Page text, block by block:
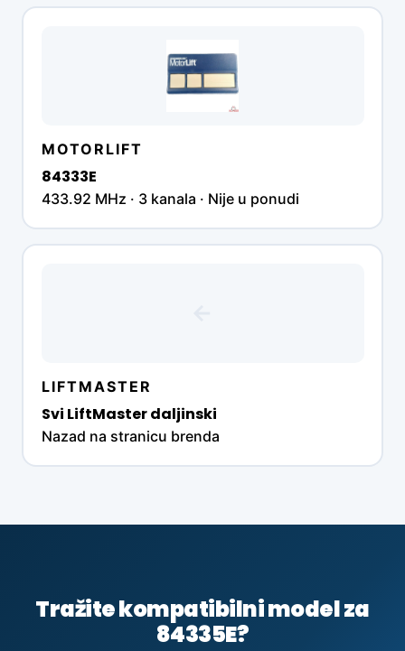
MOTORLIFT
84333E
433.92 MHz · 3 kanala · Nije u ponudi
LIFTMASTER
Svi LiftMaster daljinski
Nazad na stranicu brenda
Tražite kompatibilni model za
84335E?